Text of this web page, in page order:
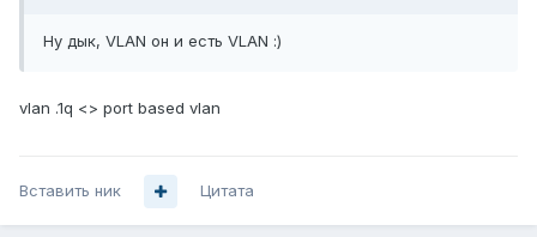
Ну дык, VLAN он и есть VLAN :)
vlan .1q <> port based vlan
Вставить ник Цитата